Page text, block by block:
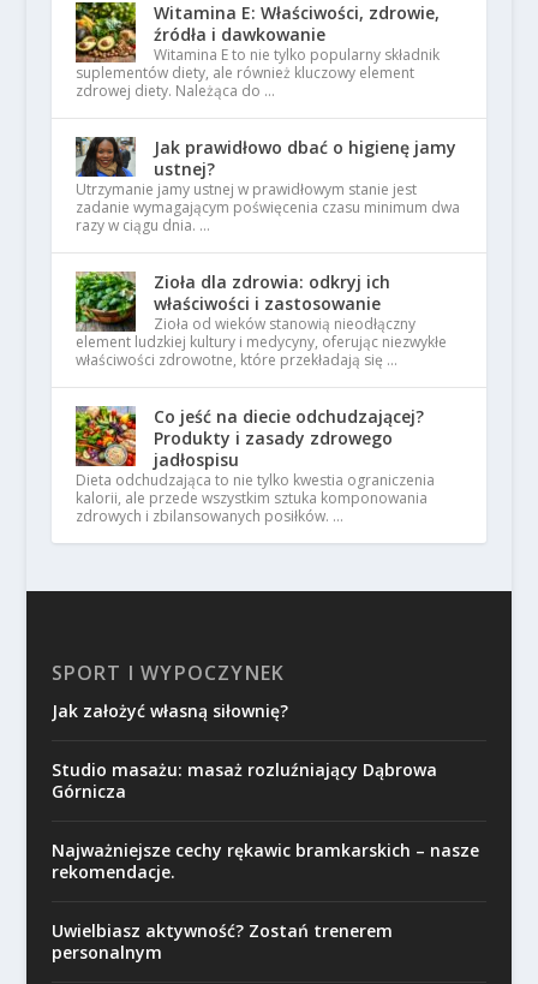
Witamina E: Właściwości, zdrowie,
źródła i dawkowanie
Witamina E to nie tylko popularny składnik
suplementów diety, ale również kluczowy element
zdrowej diety. Należąca do …
Jak prawidłowo dbać o higienę jamy
ustnej?
Utrzymanie jamy ustnej w prawidłowym stanie jest
zadanie wymagającym poświęcenia czasu minimum dwa
razy w ciągu dnia. …
Zioła dla zdrowia: odkryj ich
właściwości i zastosowanie
Zioła od wieków stanowią nieodłączny
element ludzkiej kultury i medycyny, oferując niezwykłe
właściwości zdrowotne, które przekładają się …
Co jeść na diecie odchudzającej?
Produkty i zasady zdrowego
jadłospisu
Dieta odchudzająca to nie tylko kwestia ograniczenia
kalorii, ale przede wszystkim sztuka komponowania
zdrowych i zbilansowanych posiłków. …
SPORT I WYPOCZYNEK
Jak założyć własną siłownię?
Studio masażu: masaż rozluźniający Dąbrowa
Górnicza
Najważniejsze cechy rękawic bramkarskich – nasze
rekomendacje.
Uwielbiasz aktywność? Zostań trenerem
personalnym